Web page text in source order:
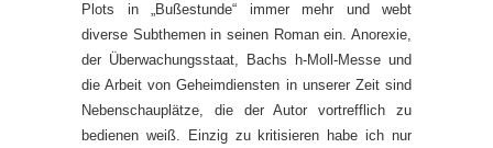
Plots in „Bußestunde“ immer mehr und webt
diverse Subthemen in seinen Roman ein. Anorexie,
der Überwachungsstaat, Bachs h-Moll-Messe und
die Arbeit von Geheimdiensten in unserer Zeit sind
Nebenschauplätze, die der Autor vortrefflich zu
bedienen weiß. Einzig zu kritisieren habe ich nur